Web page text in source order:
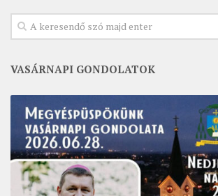
VASÁRNAPI GONDOLATOK